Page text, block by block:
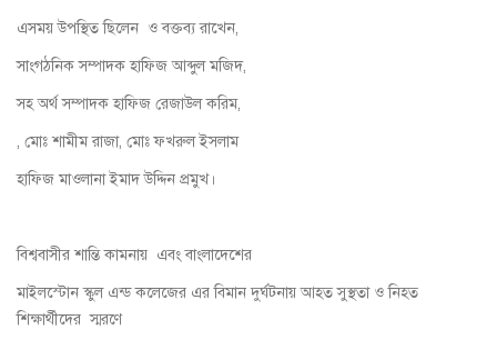
এসময় উপস্থিত ছিলেন ও বক্তব্য রাখেন,
সাংগঠনিক সম্পাদক হাফিজ আব্দুল মজিদ,
সহ অর্থ সম্পাদক হাফিজ রেজাউল করিম,
, মোঃ শামীম রাজা, মোঃ ফখরুল ইসলাম
হাফিজ মাওলানা ইমাদ উদ্দিন প্রমুখ।
বিশ্ববাসীর শান্তি কামনায় এবং বাংলাদেশের
মাইলস্টোন স্কুল এন্ড কলেজের এর বিমান দুর্ঘটনায় আহত সুস্থতা ও নিহত
শিক্ষার্থীদের স্মরণে